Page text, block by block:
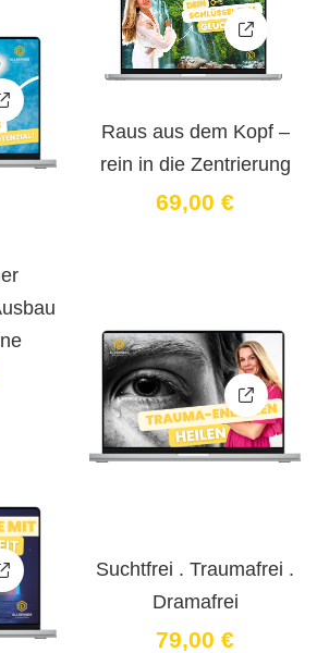
Raus aus dem Kopf –
rein in die Zentrierung
69,00 €
Suchtfrei . Traumafrei .
Dramafrei
79,00 €